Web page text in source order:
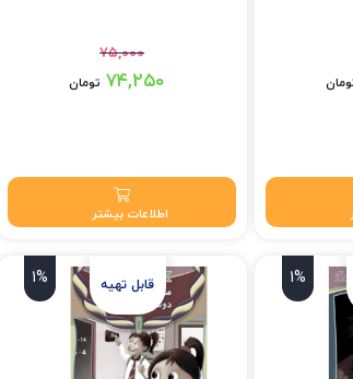
۷۵,۰۰۰
قیمت اصلی: ۷۵,۰۰۰ تومان بود.۷۴,۲۵۰ تومان
اطلاعات بیشتر
1%
1%